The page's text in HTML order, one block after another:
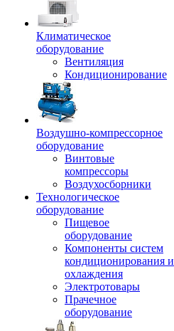
Климатическое
оборудование
Вентиляция
Кондиционирование
Воздушно-компрессорное
оборудование
Винтовые
компрессоры
Воздухосборники
Технологическое
оборудование
Пищевое
оборудование
Компоненты систем
кондиционирования и
охлаждения
Электротовары
Прачечное
оборудование